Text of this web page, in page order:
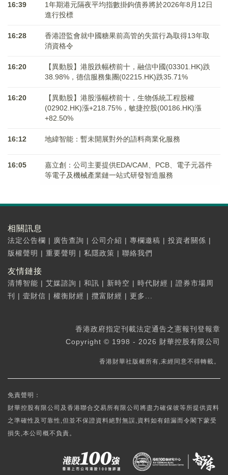
16:39
1年期港元隔夜平均指數掛鉤債券將於2026年8月12日
進行投標
16:28
香港證監會就中國糖果前高管的失當行為取得13年取
消資格令
16:20
【異動股】港股跌幅榜前十，融信中國(03301.HK)跌
38.98%，德信服務集團(02215.HK)跌35.71%
16:20
【異動股】港股漲幅榜前十，生物係統工程股權
(02902.HK)漲+218.75%，敏捷控股(00186.HK)漲
+82.50%
16:12 地緯智能：暫未開展對外的語料商業化服務
16:05
嘉立創：公司主要提供EDA/CAM、PCB、電子元器件
等電子及機械產業鏈一站式研發智造服務
相關訊息
法定公告欄 | 廣告查詢 | 公司介紹 | 專欄邀稿 | 投資者關係 |
版權聲明 | 重要聲明 | 私隱政策 | 聯絡我們
友情鏈接
清博智能 | 艾媒諮詢 | 和訊 | 新時空 | 時代財經 | 證券市場周
刊
| 壹財信 | 權衡財經 | 攬富財經 | 更多...
香港政府指定刊載法定通告之憲報刊登報章
Copyright © 1998 - 2026 財華控股有限公司
香港財華社版權所有,未經同意不得轉載。
免責聲明：
財華控股有限公司及香港聯合交易所有限公司將盡力確保彼等所提供資料
之準確性及可靠性,但並不保證資料絕對無誤,資料如有錯漏而令閣下蒙受
損失,本公司概不負責。